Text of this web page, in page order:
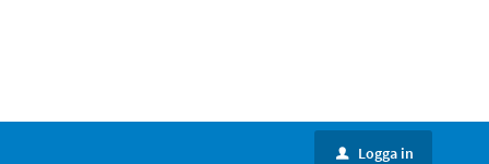
u Logga in